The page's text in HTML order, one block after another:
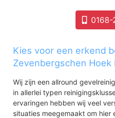
Kies voor een erkend
Zevenbergschen Hoek
Wij zijn een allround
in allerlei typen
ervaringen hebben wij veel
situaties meegemaakt om hier